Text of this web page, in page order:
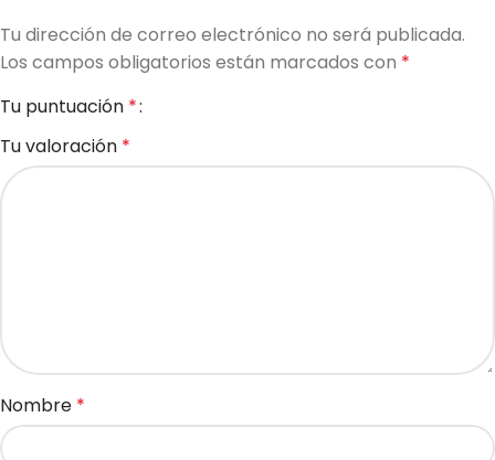
Tu dirección de correo electrónico no será publicada.
Los campos obligatorios están marcados con *
Tu puntuación *
Tu valoración *
Nombre *